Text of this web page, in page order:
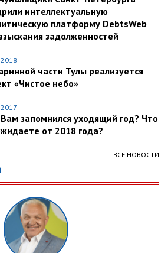
интеллектуальную
платформу DebtsWeb
задолженностей
части Тулы реализуется
«Чистое небо»
запомнился уходящий год? Что
от 2018 года?
ВСЕ НОВОСТИ